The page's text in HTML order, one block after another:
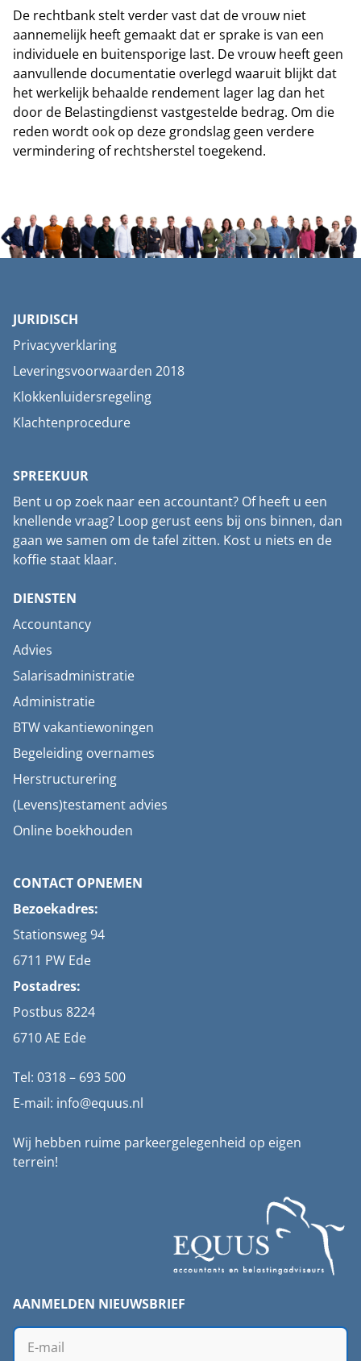
De rechtbank stelt verder vast dat de vrouw niet
aannemelijk heeft gemaakt dat er sprake is van een
individuele en buitensporige last. De vrouw heeft geen
aanvullende documentatie overlegd waaruit blijkt dat
het werkelijk behaalde rendement lager lag dan het
door de Belastingdienst vastgestelde bedrag. Om die
reden wordt ook op deze grondslag geen verdere
vermindering of rechtsherstel toegekend.
JURIDISCH
Privacyverklaring
Leveringsvoorwaarden 2018
Klokkenluidersregeling
Klachtenprocedure
SPREEKUUR
Bent u op zoek naar een accountant? Of heeft u een
knellende vraag? Loop gerust eens bij ons binnen, dan
gaan we samen om de tafel zitten. Kost u niets en de
koffie staat klaar.
DIENSTEN
Accountancy
Advies
Salarisadministratie
Administratie
BTW vakantiewoningen
Begeleiding overnames
Herstructurering
(Levens)testament advies
Online boekhouden
CONTACT OPNEMEN
Bezoekadres:
Stationsweg 94
6711 PW Ede
Postadres:
Postbus 8224
6710 AE Ede
Tel: 0318 – 693 500
E-mail: info@equus.nl
Wij hebben ruime parkeergelegenheid op eigen
terrein!
AANMELDEN NIEUWSBRIEF